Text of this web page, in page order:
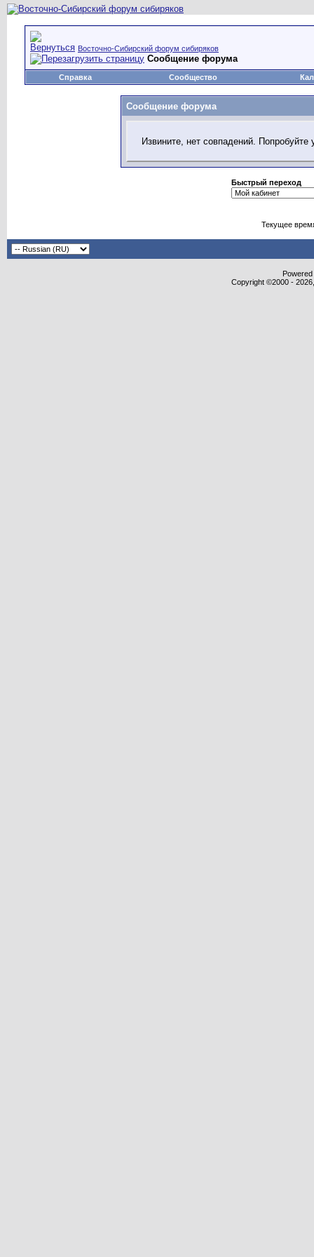
Восточно-Сибирский форум сибиряков
Сообщение форума
Справка Сообщество
Сообщение форума
Извините, нет совпадений.
Быстрый переход
Текущее
Copyright ©2000 -